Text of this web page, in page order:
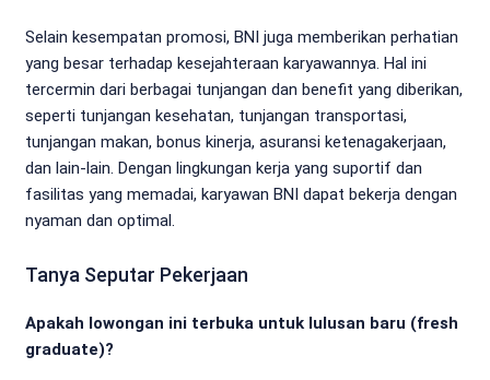
Selain kesempatan promosi, BNI juga memberikan perhatian
yang besar terhadap kesejahteraan karyawannya. Hal ini
tercermin dari berbagai tunjangan dan benefit yang diberikan,
seperti tunjangan kesehatan, tunjangan transportasi,
tunjangan makan, bonus kinerja, asuransi ketenagakerjaan,
dan lain-lain. Dengan lingkungan kerja yang suportif dan
fasilitas yang memadai, karyawan BNI dapat bekerja dengan
nyaman dan optimal.
Tanya Seputar Pekerjaan
Apakah lowongan ini terbuka untuk lulusan baru (fresh
graduate)?